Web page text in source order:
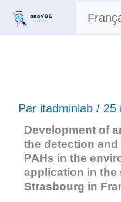
Aller
Choisir
Par itadminlab / 25
Development of
the detection
PAHs in the
application in the
Strasbourg in